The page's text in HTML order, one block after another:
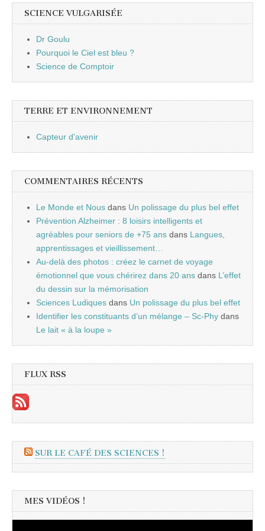
SCIENCE VULGARISÉE
Dr Goulu
Pourquoi le Ciel est bleu ?
Science de Comptoir
TERRE ET ENVIRONNEMENT
Capteur d'avenir
COMMENTAIRES RÉCENTS
Le Monde et Nous dans Un polissage du plus bel effet
Prévention Alzheimer : 8 loisirs intelligents et
agréables pour seniors de +75 ans dans Langues,
apprentissages et vieillissement…
Au-delà des photos : créez le carnet de voyage
émotionnel que vous chérirez dans 20 ans dans L’effet
du dessin sur la mémorisation
Sciences Ludiques dans Un polissage du plus bel effet
Identifier les constituants d’un mélange – Sc-Phy dans
Le lait « à la loupe »
FLUX RSS
SUR LE CAFÉ DES SCIENCES !
MES VIDÉOS !